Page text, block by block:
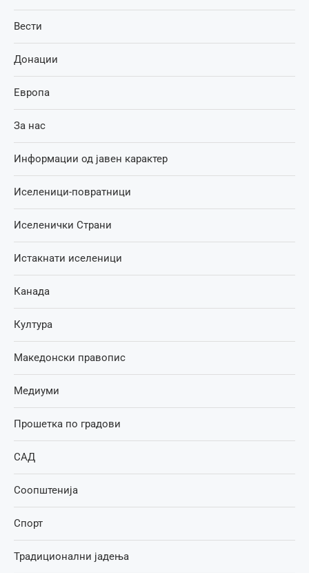
Вести
Донации
Европа
За нас
Информации од јавен карактер
Иселеници-повратници
Иселенички Страни
Истакнати иселеници
Канада
Култура
Македонски правопис
Медиуми
Прошетка по градови
САД
Соопштенија
Спорт
Традиционални јадења